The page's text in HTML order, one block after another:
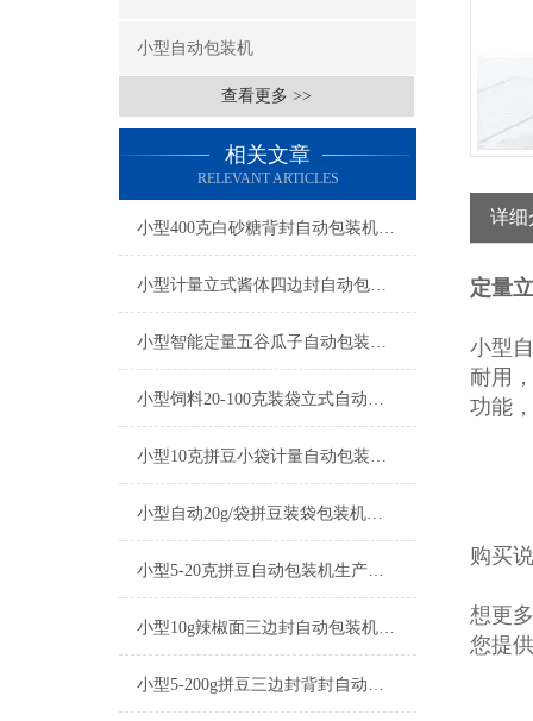
小型自动包装机
查看更多 >>
相关文章
RELEVANT ARTICLES
小型400克白砂糖背封自动包装机厂家
小型计量立式酱体四边封自动包装机厂家
小型智能定量五谷瓜子自动包装机产品简介
小型饲料20-100克装袋立式自动包装机厂家
小型10克拼豆小袋计量自动包装机产品简介
小型自动20g/袋拼豆装袋包装机厂家
小型5-20克拼豆自动包装机生产厂家
小型10g辣椒面三边封自动包装机产品简介
小型5-200g拼豆三边封背封自动包装机生产厂家
详细
定量
小型
耐用
功能
购买
想更
您提